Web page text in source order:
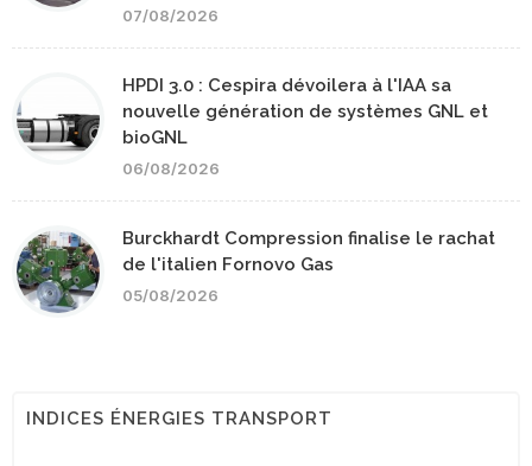
07/08/2026
HPDI 3.0 : Cespira dévoilera à l'IAA sa
nouvelle génération de systèmes GNL et
bioGNL
06/08/2026
Burckhardt Compression finalise le rachat
de l'italien Fornovo Gas
05/08/2026
INDICES ÉNERGIES TRANSPORT